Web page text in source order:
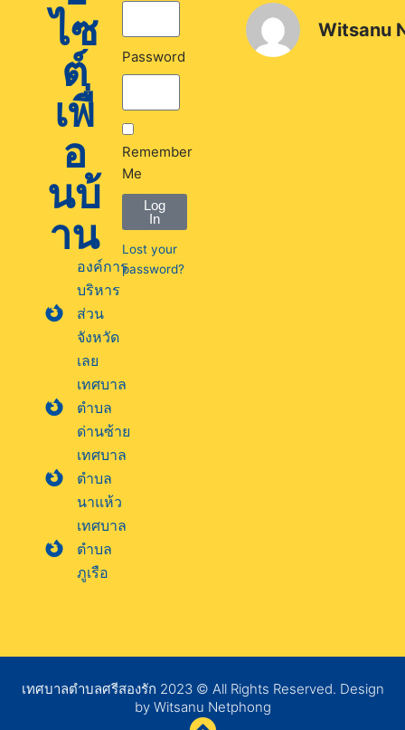
ไซ
ต์
เพื่
อ
นบ้
าน
องค์การ
บริหาร
ส่วน
จังหวัด
เลย
เทศบาล
ตำบล
ด่านซ้าย
เทศบาล
ตำบล
นาแห้ว
เทศบาล
ตำบล
ภูเรือ
Password
Remember
Me
Log
In
Lost your
password?
Witsanu
เทศบาลตำบลศรีสองรัก 2023 © All Rights Reserved. Design
by Witsanu Netphong